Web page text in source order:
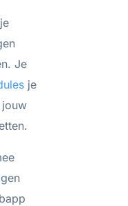
Je
je